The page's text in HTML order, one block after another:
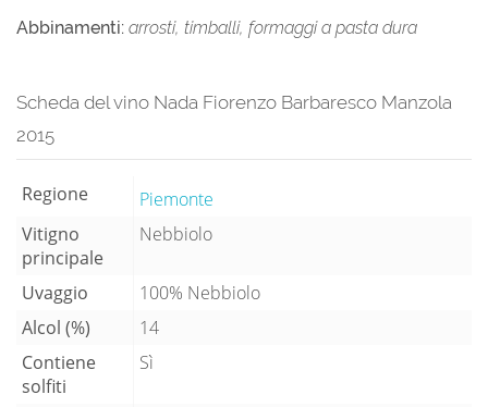
Abbinamenti: arrosti, timballi, formaggi a pasta dura
Scheda del vino Nada Fiorenzo Barbaresco Manzola
2015
Regione
Piemonte
Vitigno
principale
Nebbiolo
Uvaggio
100% Nebbiolo
Alcol (%)
14
Contiene
solfiti
Sì